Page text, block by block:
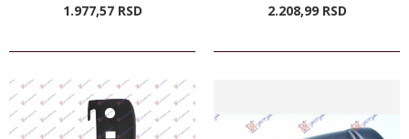
1.977,57 RSD 2.208,99 RSD